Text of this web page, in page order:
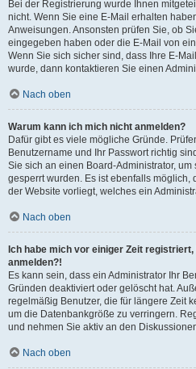
Bei der Registrierung wurde Ihnen
nicht. Wenn Sie eine E-Mail erhalten
Anweisungen. Ansonsten prüfen Sie, ob
eingegeben haben oder die E-Mail von
Wenn Sie sich sicher sind, dass Ihre E-
wurde, dann kontaktieren Sie einen
Nach oben
Warum kann ich mich nicht anmelden?
Dafür gibt es viele mögliche Gründe.
Benutzername und Ihr Passwort richtig
Sie sich an einen Board-Administrator,
gesperrt wurden. Es ist ebenfalls
der Website vorliegt, welches ein
Nach oben
Ich habe mich vor einiger Zeit
anmelden?!
Es kann sein, dass ein Administrator Ihr
Gründen deaktiviert oder gelöscht hat.
regelmäßig Benutzer, die für längere Zeit
um die Datenbankgröße zu verringern.
und nehmen Sie aktiv an den
Nach oben